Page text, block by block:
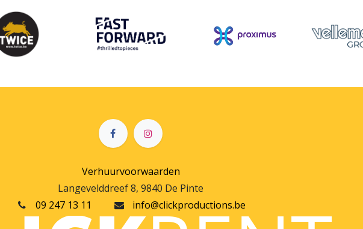
Verhuurvoorwaarden
Langevelddreef 8, 9840 De Pinte
09 247 13 11
info@clickproductions.be